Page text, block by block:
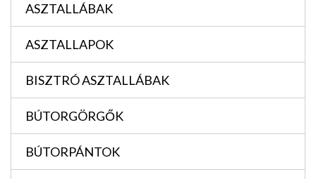
ASZTALLÁBAK
ASZTALLAPOK
BISZTRÓ ASZTALLÁBAK
BÚTORGÖRGŐK
BÚTORPÁNTOK